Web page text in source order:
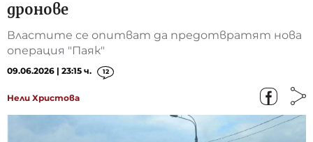
дронове
Властите се опитват да предотвратят нова
операция "Паяк"
09.06.2026 | 23:15 ч. 12
Нели Христова